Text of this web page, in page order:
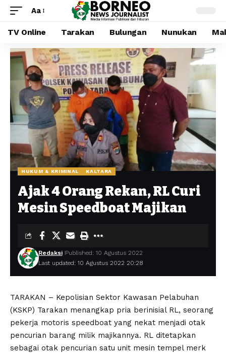
Aa
TV Online Tarakan Bulungan Nunukan
HUKUM & KRIMINAL KALTARA
Ajak 4 Orang Rekan, RL Curi
Mesin Speedboat Majikan
Last updated: 10 Agustus 2022 20:28
Redaksi Published: 10 Agustus 2022
TARAKAN – Kepolisian Sektor Kawasan Pelabuhan
(KSKP) Tarakan menangkap pria berinisial RL, seorang
pekerja motoris speedboat yang nekat menjadi otak
pencurian barang milik majikannya. RL ditetapkan
sebagai otak pencurian satu unit mesin tempel merk